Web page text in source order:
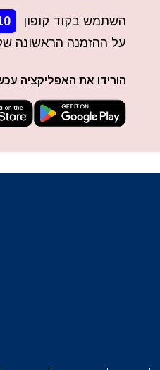
or
השתמש בקוד קופון
על ההזמנה הראשונה
הורידו את האפליקציה